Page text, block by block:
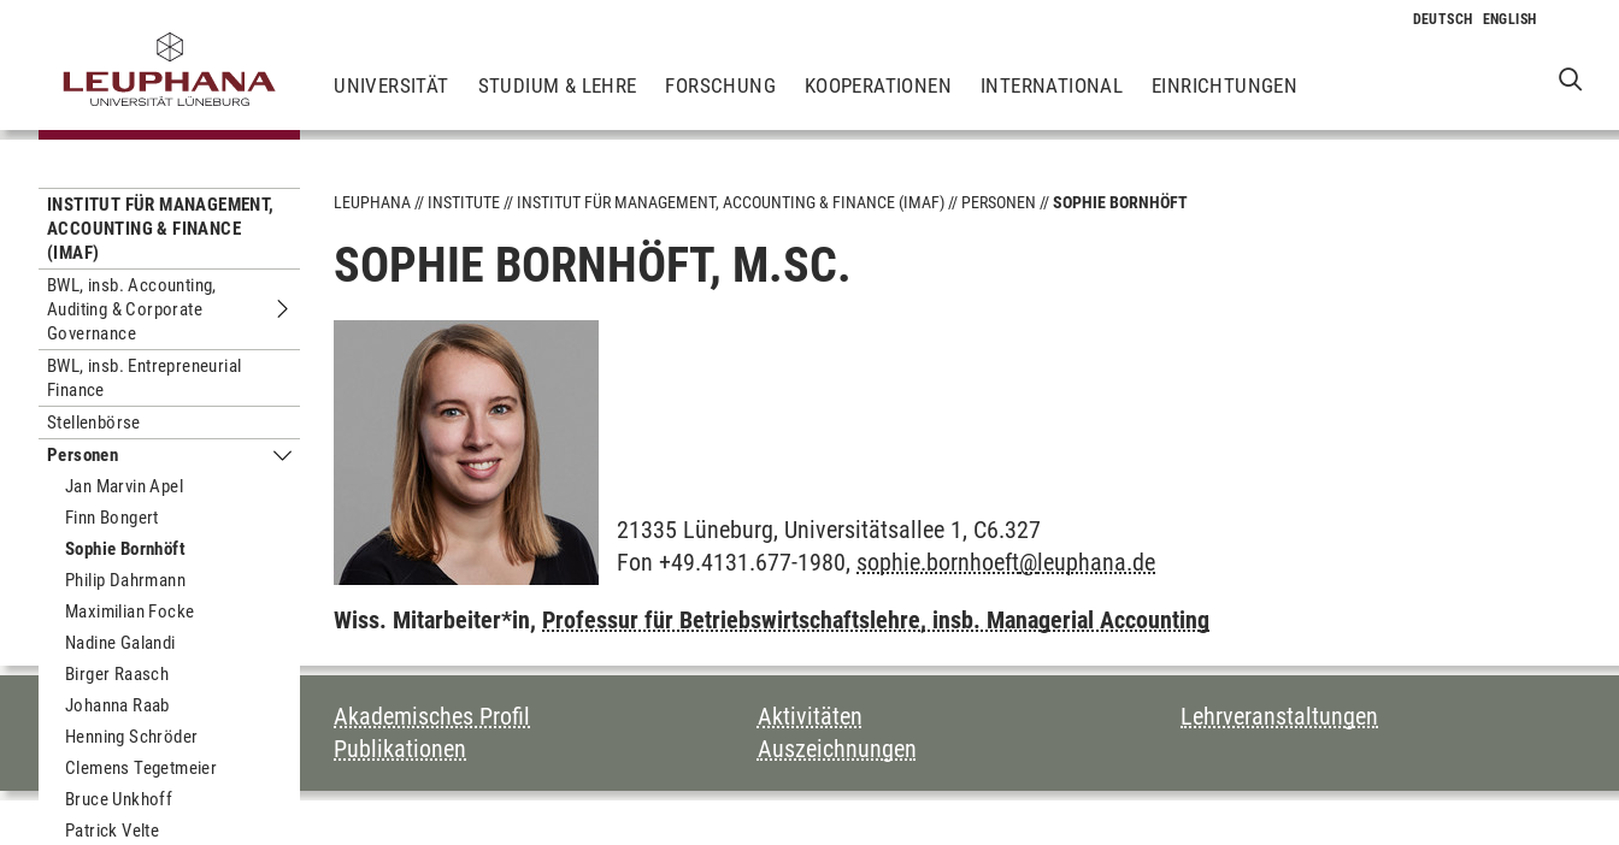
UNIVERSITÄT STUDIUM & LEHRE FORSCHUNG KOOPERATIONEN INTERNATIONAL EINRICHTUNGEN
INSTITUT FÜR MANAGEMENT,
ACCOUNTING & FINANCE
(IMAF)
BWL, insb. Accounting,
Auditing & Corporate
Governance
Untermenu BWL, insb. Accounting, Auditing & Corporate Governance
BWL, insb. Entrepreneurial
Finance
Stellenbörse
Personen
Untermenu Personen
Jan Marvin Apel
Finn Bongert
Sophie Bornhöft
Philip Dahrmann
Maximilian Focke
Nadine Galandi
Birger Raasch
Johanna Raab
Henning Schröder
Clemens Tegetmeier
Bruce Unkhoff
Patrick Velte
LEUPHANA INSTITUTE INSTITUT FÜR MANAGEMENT, ACCOUNTING & FINANCE (IMAF) PERSONEN SOPHIE BORNHÖFT
SOPHIE BORNHÖFT, M.SC.
21335 Lüneburg, Universitätsallee 1, C6.327
Fon +49.4131.677-1980, sophie.bornhoeft@leuphana.de
Wiss. Mitarbeiter*in, Professur für Betriebswirtschaftslehre, insb. Managerial Accounting
INHALTSVERZEICHNIS DIESER SEITE
Akademisches Profil
Publikationen
Aktivitäten
Auszeichnungen
Lehrveranstaltungen